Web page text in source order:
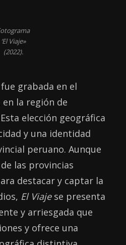
‘El Viaje»
(2022).
grabada en el
la región de
elección geográfica
y una identidad
peruano. Aunque
las provincias
destacar y captar la
El Viajese presenta
y arriesgada que
y ofrece una